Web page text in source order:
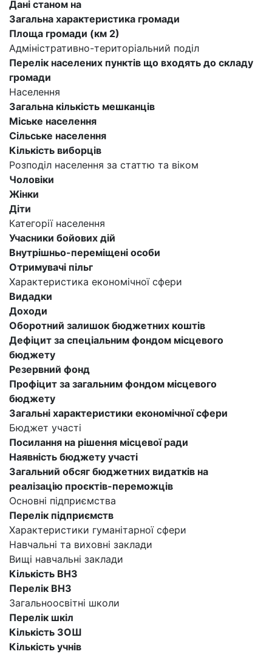
Дані станом на
Загальна характеристика громади
Площа громади (км 2)
Адміністративно-територіальний поділ
Перелік населених пунктів що входять до складу
громади
Населення
Загальна кількість мешканців
Міське населення
Сільське населення
Кількість виборців
Розподіл населення за статтю та віком
Чоловіки
Жінки
Діти
Категорії населення
Учасники бойових дій
Внутрішньо-переміщені особи
Отримувачі пільг
Характеристика економічної сфери
Видадки
Доходи
Оборотний залишок бюджетних коштів
Дефіцит за спеціальним фондом місцевого
бюджету
Резервний фонд
Профіцит за загальним фондом місцевого
бюджету
Загальні характеристики економічної сфери
Бюджет участі
Посилання на рішення місцевої ради
Наявність бюджету участі
Загальний обсяг бюджетних видатків на
реалізацію проєктів-переможців
Основні підприємства
Перелік підприємств
Характеристики гуманітарної сфери
Навчальні та виховні заклади
Вищі навчальні заклади
Кількість ВНЗ
Перелік ВНЗ
Загальноосвітні школи
Перелік шкіл
Кількість ЗОШ
Кількість учнів